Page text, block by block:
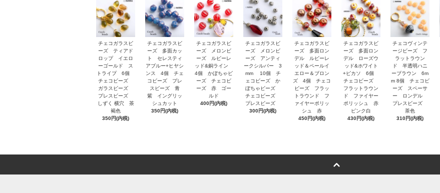
チェコガラスビ
ーズ ティアド
ロップ イエロ
ーゴールド ス
トライプ 6個
チェコビーズ
ガラスビーズ
プレスビーズ
しずく 横穴 茶
褐色
350円(内税)
チェコガラスビ
ーズ 多面カッ
ト セレスティ
アブルー+ヒヤシ
ンス 4個 チェ
コビーズ プレ
スビーズ 青
紫 イングリッ
シュカット
350円(内税)
チェコガラスビ
ーズ メロンビ
ーズ ルビーレ
ッド&銅ライン
4個 かぼちゃビ
ーズ チェコビ
ーズ 赤 ゴー
ルド
400円(内税)
チェコガラスビ
ーズ メロンビ
ーズ アンティ
ークシルバー 3
mm 10個 チ
ェコビーズ か
ぼちゃビーズ
チェコビーズ
プレスビーズ
300円(内税)
チェコガラスビ
ーズ 多面ロン
デル ルビーレ
ッド＆ペールイ
エロー＆ブロン
ズ 4個 チェコ
ビーズ フラッ
トラウンド フ
ァイヤーポリッ
シュ 赤
450円(内税)
チェコガラスビ
ーズ 多面ロン
デル ローズウ
ッド&ホワイト
+ピカソ 6個
チェコビーズ
フラットラウン
ド ファイヤー
ポリッシュ 赤
ピンク白
430円(内税)
チェコヴィンテ
ージビーズ フ
ラットラウン
ド 半透明ハニ
ーブラウン 6m
m 8個 チェコビ
ーズ スペーサ
ー ロンデル
プレスビーズ
茶色
310円(内税)